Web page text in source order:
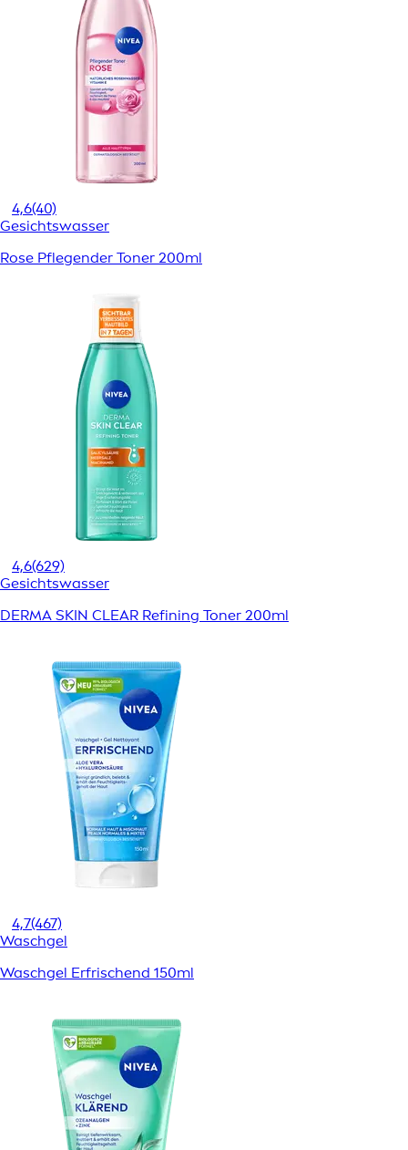
4,6(40)
Gesichtswasser
Rose Pflegender Toner 200ml
4,6(629)
Gesichtswasser
DERMA SKIN CLEAR Refining Toner 200ml
4,7(467)
Waschgel
Waschgel Erfrischend 150ml